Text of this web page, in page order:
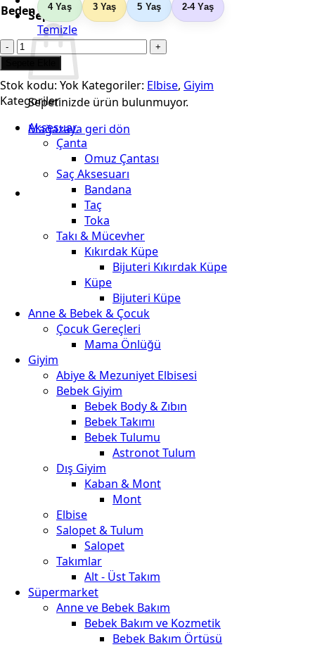
Sepet
Sepetinizde ürün bulunmuyor.
Mağazaya geri dön
Beden 4 Yaş 3 Yaş 5 Yaş 2-4 Yaş
Temizle
Kız
Çocuk
Pembe
Fırfırlı
Tül
Etekli
Doğum
Günlük
Sevimli
Stok kodu: Yok Kategoriler: Elbise, Giyim
Kategoriler
Aksesuar
Çanta
Omuz Çantası
Saç Aksesuarı
Bandana
Taç
Toka
Takı & Mücevher
Kıkırdak Küpe
Bijuteri Kıkırdak Küpe
Küpe
Bijuteri Küpe
Anne & Bebek & Çocuk
Çocuk Gereçleri
Mama Önlüğü
Giyim
Abiye & Mezuniyet Elbisesi
Bebek Giyim
Bebek Body & Zıbın
Bebek Takımı
Bebek Tulumu
Astronot Tulum
Dış Giyim
Kaban & Mont
Mont
Elbise
Salopet & Tulum
Salopet
Takımlar
Alt - Üst Takım
Süpermarket
Anne ve Bebek Bakım
Bebek Bakım ve Kozmetik
Bebek Bakım Örtüsü